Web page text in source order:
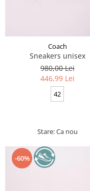
Coach
Sneakers unisex
980,00 Lei
446,99 Lei
42
Stare: Ca nou
-60%